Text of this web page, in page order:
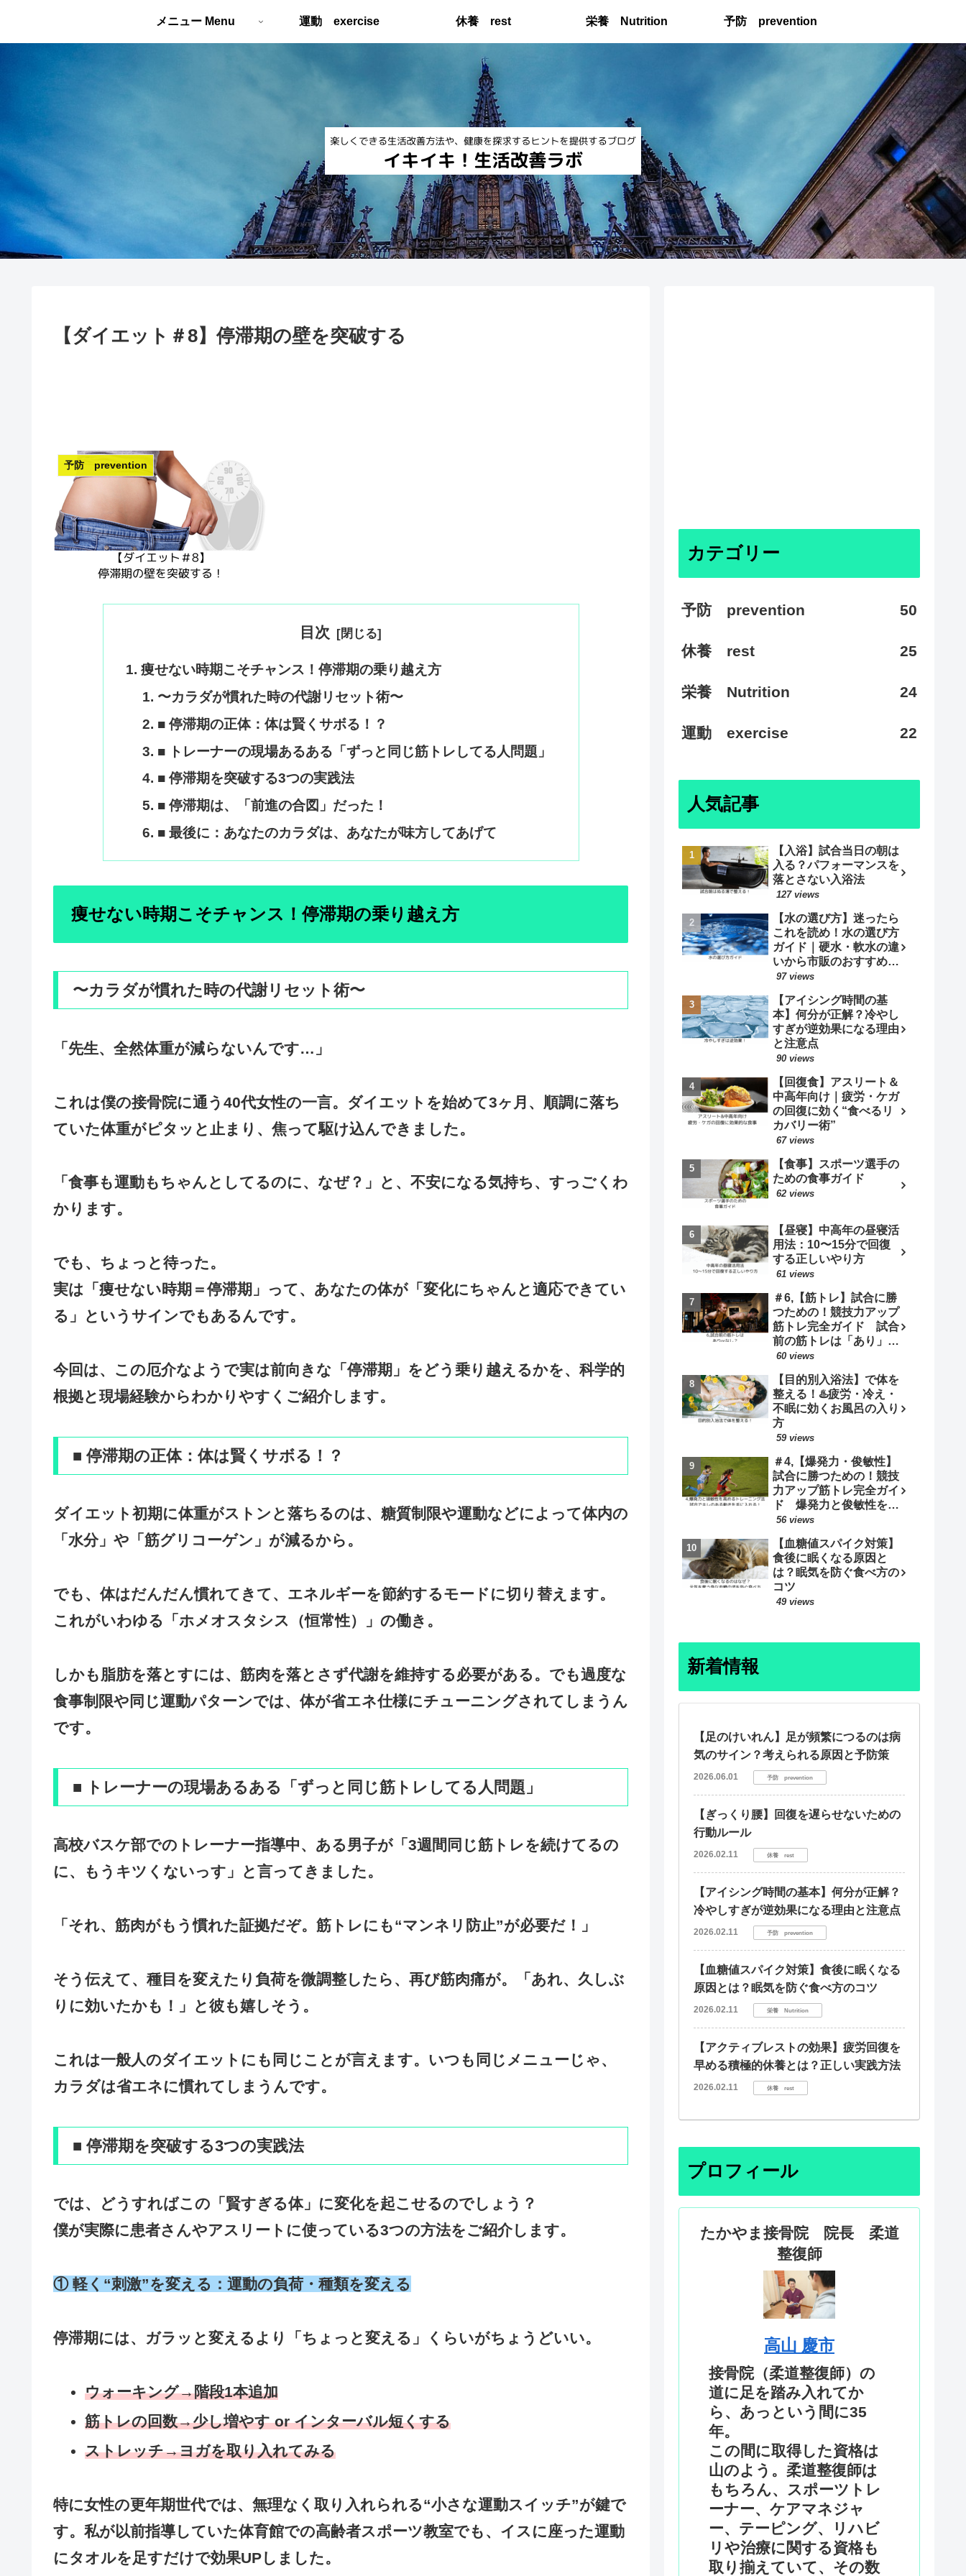
メニュー Menu 運動 exercise 休養 rest 栄養 Nutrition 予防 prevention
【ダイエット＃8】停滞期の壁を突破する
予防 prevention
目次
痩せない時期こそチャンス！停滞期の乗り越え方
〜カラダが慣れた時の代謝リセット術〜
■ 停滞期の正体：体は賢くサボる！？
■ トレーナーの現場あるある「ずっと同じ筋トレしてる人問題」
■ 停滞期を突破する3つの実践法
■ 停滞期は、「前進の合図」だった！
■ 最後に：あなたのカラダは、あなたが味方してあげて
痩せない時期こそチャンス！停滞期の乗り越え方
〜カラダが慣れた時の代謝リセット術〜
「先生、全然体重が減らないんです…」
これは僕の接骨院に通う40代女性の一言。ダイエットを始めて3ヶ月、順調に落ち
ていた体重がピタッと止まり、焦って駆け込んできました。
「食事も運動もちゃんとしてるのに、なぜ？」と、不安になる気持ち、すっごくわ
かります。
でも、ちょっと待った。
実は「痩せない時期＝停滞期」って、あなたの体が「変化にちゃんと適応できてい
る」というサインでもあるんです。
今回は、この厄介なようで実は前向きな「停滞期」をどう乗り越えるかを、科学的
根拠と現場経験からわかりやすくご紹介します。
■ 停滞期の正体：体は賢くサボる！？
ダイエット初期に体重がストンと落ちるのは、糖質制限や運動などによって体内の
「水分」や「筋グリコーゲン」が減るから。
でも、体はだんだん慣れてきて、エネルギーを節約するモードに切り替えます。
これがいわゆる「ホメオスタシス（恒常性）」の働き。
しかも脂肪を落とすには、 筋肉を落とさず代謝を維持する必要がある。でも過度な
食事制限や同じ運動パターンでは、体が省エネ仕様にチューニングされてしまうん
です。
■ トレーナーの現場あるある「ずっと同じ筋トレしてる人問題」
高校バスケ部でのトレーナー指導中、ある男子が「3週間同じ筋トレを続けてるの
に、もうキツくないっす」と言ってきました。
「それ、筋肉がもう慣れた証拠だぞ。筋トレにも“マンネリ防止”が必要だ！」
そう伝えて、種目を変えたり負荷を微調整したら、再び筋肉痛が。「あれ、久しぶ
りに効いたかも！」と彼も嬉しそう。
これは一般人のダイエットにも同じことが言えます。いつも同じメニューじゃ、
カラダは省エネに慣れてしまうんです。
■ 停滞期を突破する3つの実践法
では、どうすればこの「賢すぎる体」に変化を起こせるのでしょう？
僕が実際に患者さんやアスリートに使っている3つの方法をご紹介します。
① 軽く“刺激”を変える：運動の負荷・種類を変える
停滞期には、ガラッと変えるより「ちょっと変える」くらいがちょうどいい。
ウォーキング→階段1本追加
筋トレの回数→少し増やす or インターバル短くする
ストレッチ→ヨガを取り入れてみる
特に女性の更年期世代では、無理なく取り入れられる“小さな運動スイッチ”が鍵で
す。私が以前指導していた体育館での高齢者スポーツ教室でも、イスに座った運動
にタオルを足すだけで効果UPしました。
カテゴリー
予防 prevention 50
休養 rest 25
栄養 Nutrition 24
運動 exercise 22
人気記事
【入浴】試合当日の朝は
入る？パフォーマンスを
落とさない入浴法
127 views
【水の選び方】迷ったら
これを読め！水の選び方
ガイド｜硬水・軟水の違
いから市販のおすすめ商
品まで完全網羅！
97 views
【アイシング時間の基
本】何分が正解？冷やし
すぎが逆効果になる理由
と注意点
90 views
【回復食】アスリート＆
中高年向け｜疲労・ケガ
の回復に効く“食べるリ
カバリー術”
67 views
【食事】スポーツ選手の
ための食事ガイド
62 views
【昼寝】中高年の昼寝活
用法：10〜15分で回復
する正しいやり方
61 views
＃6,【筋トレ】試合に勝
つための！競技力アップ
筋トレ完全ガイド 試合
前の筋トレは「あり」
or「なし」？
60 views
【目的別入浴法】で体を
整える！♨️疲労・冷え・
不眠に効くお風呂の入り
方
59 views
＃4,【爆発力・俊敏性】
試合に勝つための！競技
力アップ筋トレ完全ガイ
ド 爆発力と俊敏性を高
めるトレーニング法｜試
手に入れる！
56 views
【血糖値スパイク対策】
食後に眠くなる原因と
は？眠気を防ぐ食べ方の
コツ
49 views
新着情報
【足のけいれん】足が頻繁につるのは病
気のサイン？考えられる原因と予防策
2026.06.01 予防 prevention
【ぎっくり腰】回復を遅らせないための
行動ルール
2026.02.11 休養 rest
【アイシング時間の基本】何分が正解？
冷やしすぎが逆効果になる理由と注意点
2026.02.11 予防 prevention
【血糖値スパイク対策】食後に眠くなる
原因とは？眠気を防ぐ食べ方のコツ
2026.02.11 栄養 Nutrition
【アクティブレストの効果】疲労回復を
早める積極的休養とは？正しい実践方法
2026.02.11 休養 rest
プロフィール
たかやま接骨院 院長 柔道
整復師
高山 慶市
接骨院（柔道整復師）の
道に足を踏み入れてか
ら、あっという間に35
年。
この間に取得した資格は
山のよう。柔道整復師は
もちろん、スポーツトレ
ーナー、ケアマネジャ
ー、テーピング、リハビ
リや治療に関する資格も
取り揃えていて、その数